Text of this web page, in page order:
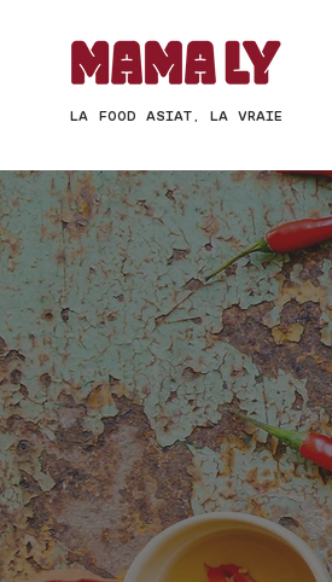
LA FOOD ASIAT, LA VRAIE